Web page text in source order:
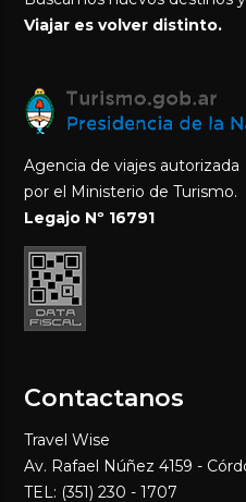
Viajar es volver distinto.
Agencia de viajes autorizada
por el Ministerio de Turismo.
Legajo Nº 16791
Contactanos
Travel Wise
Av. Rafael Núñez 4159 -
TEL: (351) 230 - 1707